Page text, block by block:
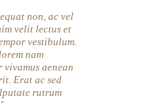
non, ac vel
velit lectus et
vestibulum.
nam
aenean
Erat ac sed
rutrum